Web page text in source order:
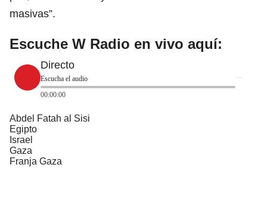
masivas”.
Escuche W Radio en vivo aquí:
Directo
Escucha el audio
00:00:00
Abdel Fatah al Sisi
Egipto
Israel
Gaza
Franja Gaza